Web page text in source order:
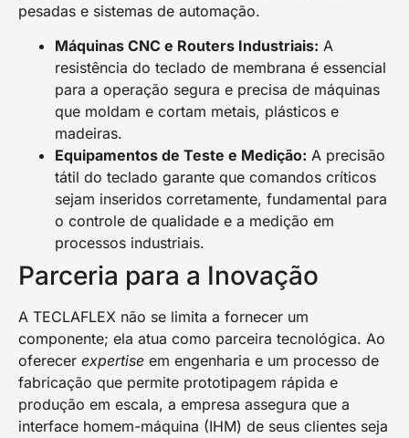
pesadas e sistemas de automação.
Máquinas CNC e Routers Industriais: A
resistência do teclado de membrana é essencial
para a operação segura e precisa de máquinas
que moldam e cortam metais, plásticos e
madeiras.
Equipamentos de Teste e Medição: A precisão
tátil do teclado garante que comandos críticos
sejam inseridos corretamente, fundamental para
o controle de qualidade e a medição em
processos industriais.
Parceria para a Inovação
A TECLAFLEX não se limita a fornecer um
componente; ela atua como parceira tecnológica. Ao
oferecer expertise em engenharia e um processo de
fabricação que permite prototipagem rápida e
produção em escala, a empresa assegura que a
interface homem-máquina (IHM) de seus clientes seja